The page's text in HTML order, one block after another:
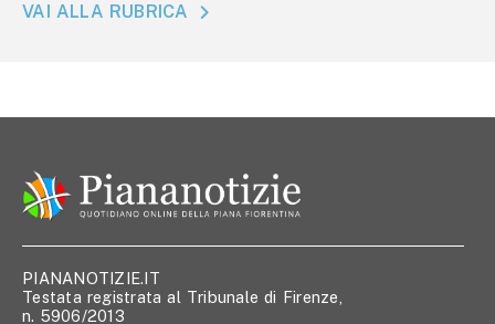
VAI ALLA RUBRICA
PIANANOTIZIE.IT
Testata registrata al Tribunale di Firenze,
n. 5906/2013